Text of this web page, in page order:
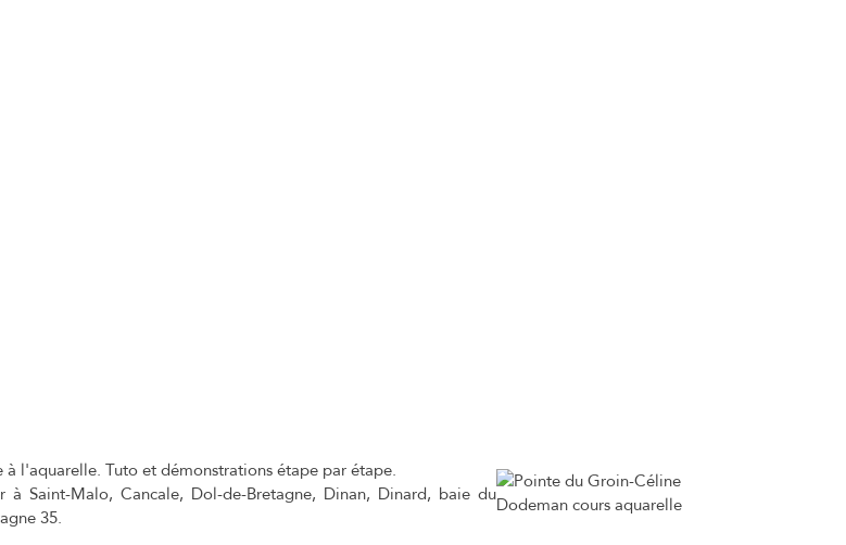
à l'aquarelle. Tuto et démonstrations étape par étape.
Saint-Malo, Cancale, Dol-de-Bretagne, Dinan, Dinard, baie du
35.